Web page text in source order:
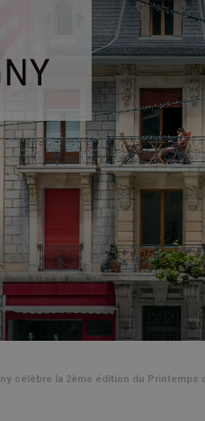
célèbre la 2ème édition du Printemps